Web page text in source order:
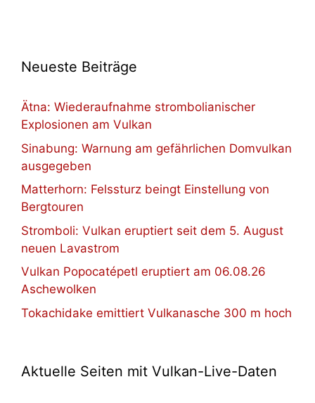
Neueste Beiträge
Ätna: Wiederaufnahme strombolianischer
Explosionen am Vulkan
Sinabung: Warnung am gefährlichen Domvulkan
ausgegeben
Matterhorn: Felssturz beingt Einstellung von
Bergtouren
Stromboli: Vulkan eruptiert seit dem 5. August
neuen Lavastrom
Vulkan Popocatépetl eruptiert am 06.08.26
Aschewolken
Tokachidake emittiert Vulkanasche 300 m hoch
Aktuelle Seiten mit Vulkan-Live-Daten